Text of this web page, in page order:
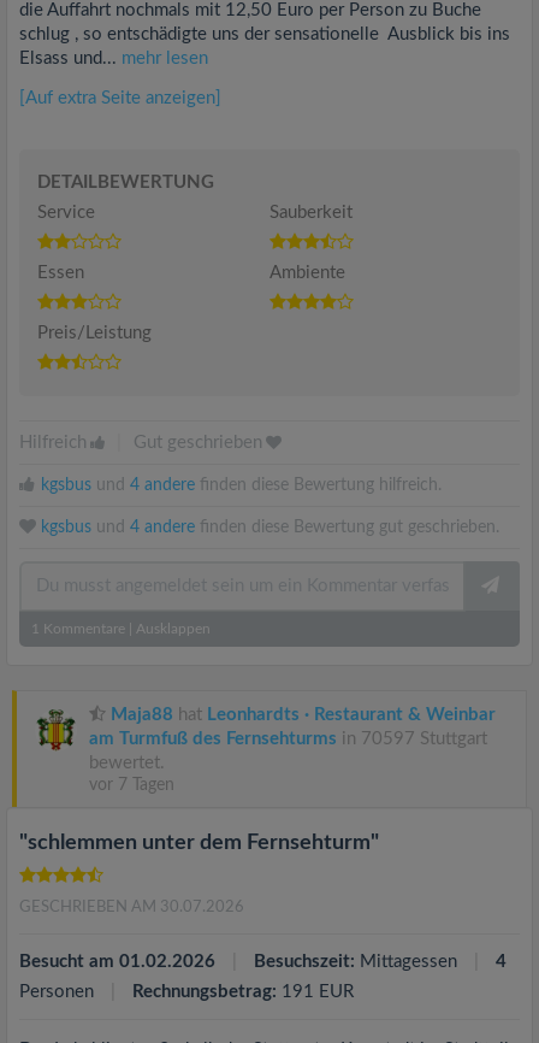
die Auffahrt nochmals mit 12,50 Euro per Person zu Buche
schlug , so entschädigte uns der sensationelle Ausblick bis ins
Elsass und... mehr lesen
[Auf extra Seite anzeigen]
DETAILBEWERTUNG
Service
Sauberkeit
Essen Ambiente
Preis/Leistung
Hilfreich Gut geschrieben
kgsbus und 4 andere finden diese Bewertung hilfreich.
kgsbus und 4 andere finden diese Bewertung gut geschrieben.
1 Kommentare Ausklappen
Maja88 hat Leonhardts · Restaurant & Weinbar
am Turmfuß des Fernsehturms in 70597 Stuttgart
bewertet.
vor 7 Tagen
"schlemmen unter dem Fernsehturm"
GESCHRIEBEN AM 30.07.2026
Besucht am 01.02.2026 Besuchszeit: Mittagessen
4
Personen
Rechnungsbetrag: 191 EUR